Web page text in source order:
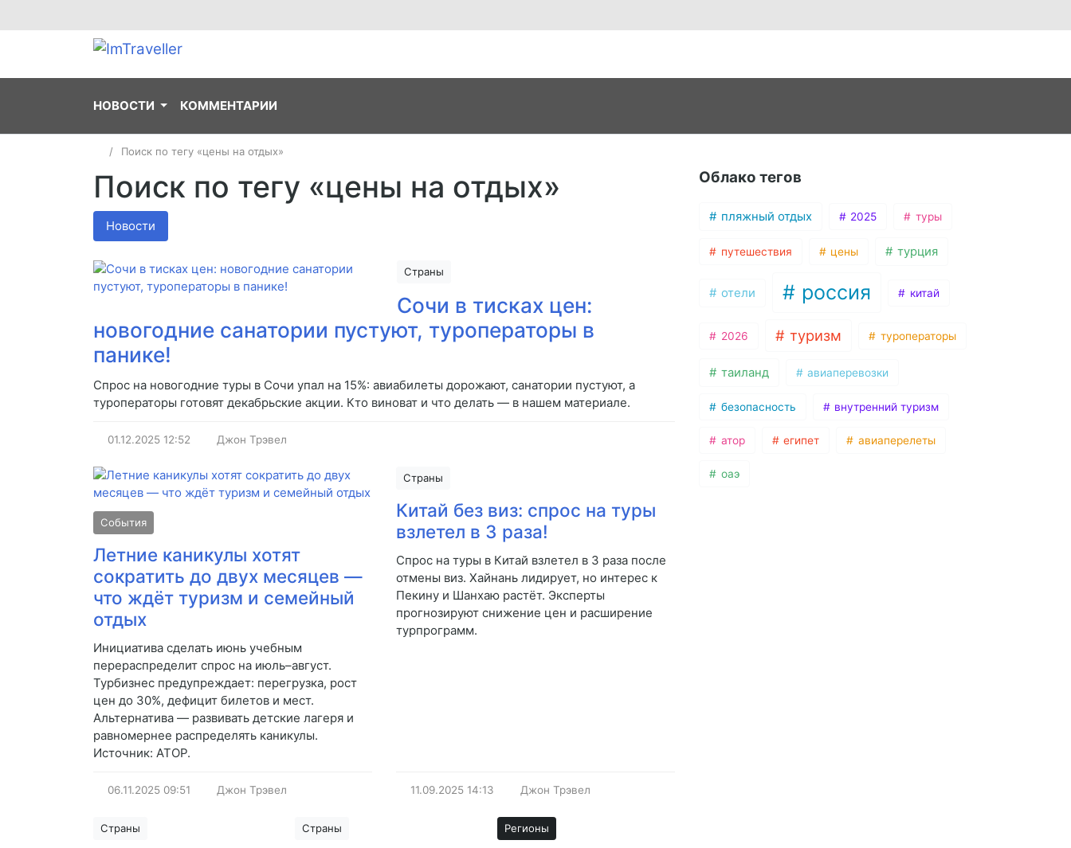
НОВОСТИ КОММЕНТАРИИ
Поиск по тегу «цены на отдых»
Поиск по тегу «цены на отдых»
Новости
Страны
Сочи в тисках цен:
новогодние санатории пустуют, туроператоры в
панике!
Спрос на новогодние туры в Сочи упал на 15%: авиабилеты дорожают, санатории пустуют, а
туроператоры готовят декабрьские акции. Кто виноват и что делать — в нашем материале.
01.12.2025 12:52 Джон Трэвел
События
Летние каникулы хотят
сократить до двух месяцев —
что ждёт туризм и семейный
отдых
Инициатива сделать июнь учебным
перераспределит спрос на июль–август.
Турбизнес предупреждает: перегрузка, рост
цен до 30%, дефицит билетов и мест.
Альтернатива — развивать детские лагеря и
равномернее распределять каникулы.
Источник: АТОР.
06.11.2025 09:51 Джон Трэвел
Страны
Китай без виз: спрос на туры
взлетел в 3 раза!
Спрос на туры в Китай взлетел в 3 раза после
отмены виз. Хайнань лидирует, но интерес к
Пекину и Шанхаю растёт. Эксперты
прогнозируют снижение цен и расширение
турпрограмм.
11.09.2025 14:13 Джон Трэвел
Страны Страны Регионы
Облако тегов
пляжный отдых 2025 туры
путешествия цены турция
отели россия китай
2026 туризм туроператоры
таиланд авиаперевозки
безопасность внутренний туризм
атор египет авиаперелеты
оаэ